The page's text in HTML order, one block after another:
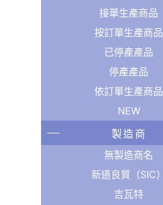
接單生產商品
按訂單生產商品
已停產產品
停產產品
依訂單生產商品
NEW
製造商
無製造商名
新道良質（SIC）
吉瓦特